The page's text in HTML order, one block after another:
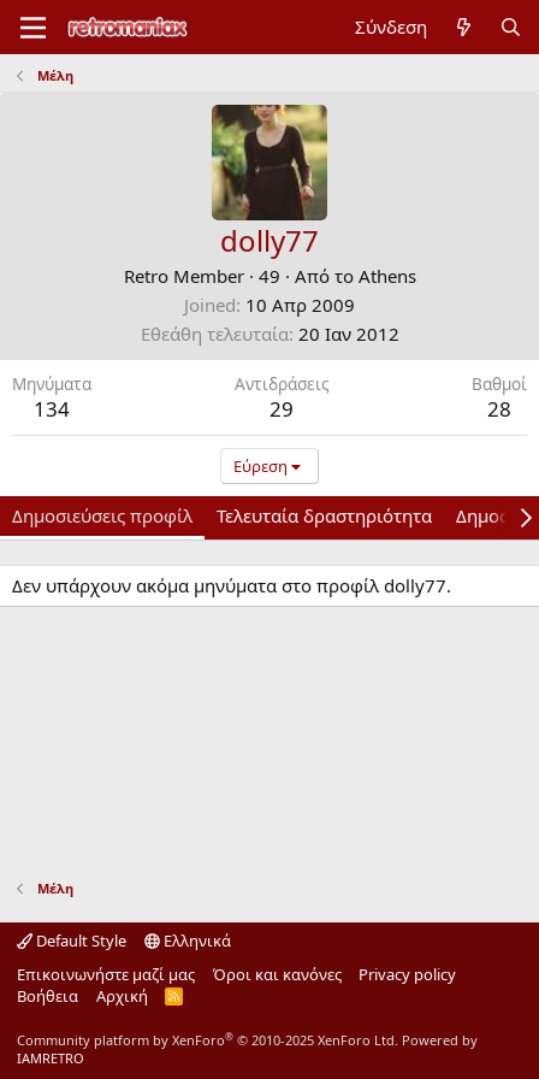
Σύνδεση
Μέλη
dolly77
Retro Member · 49 · Από το Athens
Joined 10 Απρ 2009
Εθεάθη τελευταία 20 Ιαν 2012
Μηνύματα
134
Αντιδράσεις
29
Bαθμοί
28
Εύρεση
Δημοσιεύσεις προφίλ Τελευταία δραστηριότητα
Δεν υπάρχουν ακόμα μηνύματα στο προφίλ dolly77.
Μέλη
Default Style
Ελληνικά
Επικοινωνήστε μαζί μας
Όροι και κανόνες
Privacy policy
Βοήθεια
Αρχική
R
Community platform by XenForo® © 2010-2025 XenForo Ltd. Powered by
IAMRETRO